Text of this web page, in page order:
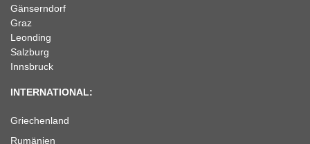
Gänserndorf
Graz
Leonding
Salzburg
Innsbruck
INTERNATIONAL:
Griechenland
Rumänien